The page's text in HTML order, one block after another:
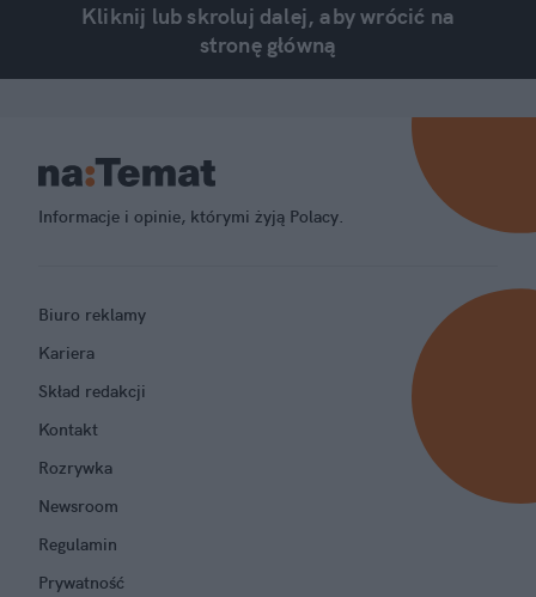
Kliknij lub skroluj dalej, aby wrócić na
stronę główną
Informacje i opinie, którymi żyją Polacy.
Biuro reklamy
Kariera
Skład redakcji
Kontakt
Rozrywka
Newsroom
Regulamin
Prywatność